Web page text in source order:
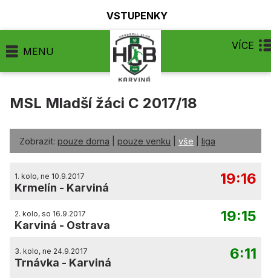
VSTUPENKY
MENU VÍCE
MSL Mladší žáci C 2017/18
Zobrazit: pouze doma pouze venku vše liga
1. kolo, ne 10.9.2017
Krmelín - Karviná
19:16
2. kolo, so 16.9.2017
Karviná - Ostrava
19:15
3. kolo, ne 24.9.2017
Trnávka - Karviná
6:11